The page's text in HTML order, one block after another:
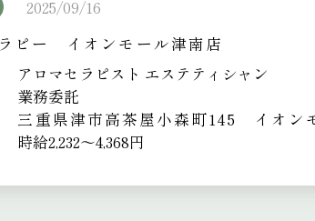
2025/09/16
ピー イオンモール津南店
アロマセラピスト エステティシャン
業務委託
三重県津市高茶屋小森町145 イオン
時給2,232～4,368円